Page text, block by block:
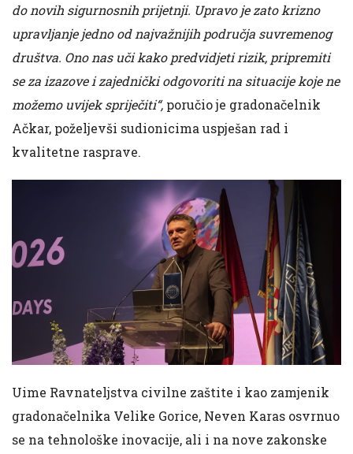
do novih sigurnosnih prijetnji. Upravo je zato krizno
upravljanje jedno od najvažnijih područja suvremenog
društva. Ono nas uči kako predvidjeti rizik, pripremiti
se za izazove i zajednički odgovoriti na situacije koje ne
možemo uvijek spriječiti“, poručio je gradonačelnik
Ačkar, poželjevši sudionicima uspješan rad i
kvalitetne rasprave.
Uime Ravnateljstva civilne zaštite i kao zamjenik
gradonačelnika Velike Gorice, Neven Karas osvrnuo
se na tehnološke inovacije, ali i na nove zakonske